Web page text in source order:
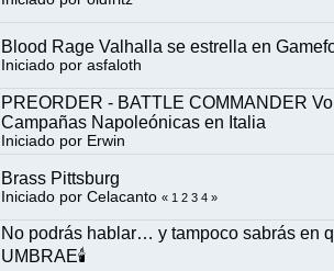
Blood Rage Valhalla se estrella en
Iniciado por asfaloth
PREORDER - BATTLE COMMANDER
Campañas Napoleónicas en Italia
Iniciado por Erwin
Brass Pittsburg
Iniciado por Celacanto « 1 2 3 4 »
No podrás hablar… y tampoco sabrás en
UMBRAE🕯️